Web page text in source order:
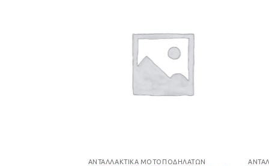
ΑΝΤΑΛΛΑΚΤΙΚΆ ΜΟΤΟΠΟΔΗΛΆΤΩΝ